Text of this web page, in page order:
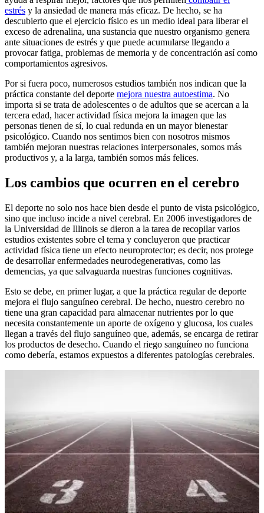
estrés y la ansiedad de manera más eficaz. De hecho, se ha
descubierto que el ejercicio físico es un medio ideal para liberar el
exceso de adrenalina, una sustancia que nuestro organismo genera
ante situaciones de estrés y que puede acumularse llegando a
provocar fatiga, problemas de memoria y de concentración así como
comportamientos agresivos.
Por si fuera poco, numerosos estudios también nos indican que la
práctica constante del deporte mejora nuestra autoestima. No
importa si se trata de adolescentes o de adultos que se acercan a la
tercera edad, hacer actividad física mejora la imagen que las
personas tienen de sí, lo cual redunda en un mayor bienestar
psicológico. Cuando nos sentimos bien con nosotros mismos
también mejoran nuestras relaciones interpersonales, somos más
productivos y, a la larga, también somos más felices.
Los cambios que ocurren en el cerebro
El deporte no solo nos hace bien desde el punto de vista psicológico,
sino que incluso incide a nivel cerebral. En 2006 investigadores de
la Universidad de Illinois se dieron a la tarea de recopilar varios
estudios existentes sobre el tema y concluyeron que practicar
actividad física tiene un efecto neuroprotector; es decir, nos protege
de desarrollar enfermedades neurodegenerativas, como las
demencias, ya que salvaguarda nuestras funciones cognitivas.
Esto se debe, en primer lugar, a que la práctica regular de deporte
mejora el flujo sanguíneo cerebral. De hecho, nuestro cerebro no
tiene una gran capacidad para almacenar nutrientes por lo que
necesita constantemente un aporte de oxígeno y glucosa, los cuales
llegan a través del flujo sanguíneo que, además, se encarga de retirar
los productos de desecho. Cuando el riego sanguíneo no funciona
como debería, estamos expuestos a diferentes patologías cerebrales.